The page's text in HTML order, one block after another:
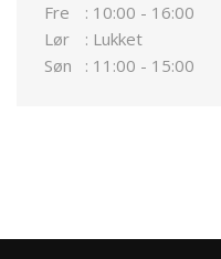
Fre
: 10:00 - 16:00
Lør
: Lukket
Søn
: 11:00 - 15:00